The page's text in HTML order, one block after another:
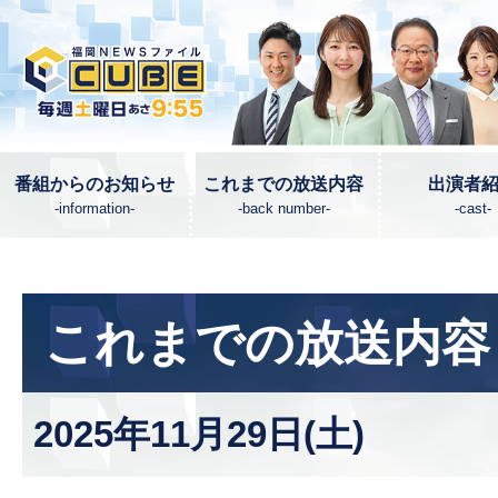
番組からのお知らせ
-information-
これまでの放送内容
-back number-
出演者
-cast-
これまでの放送内容
2025年11月29日(土)